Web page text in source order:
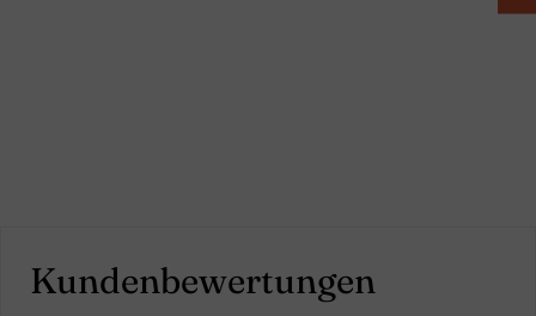
Kundenbewertungen